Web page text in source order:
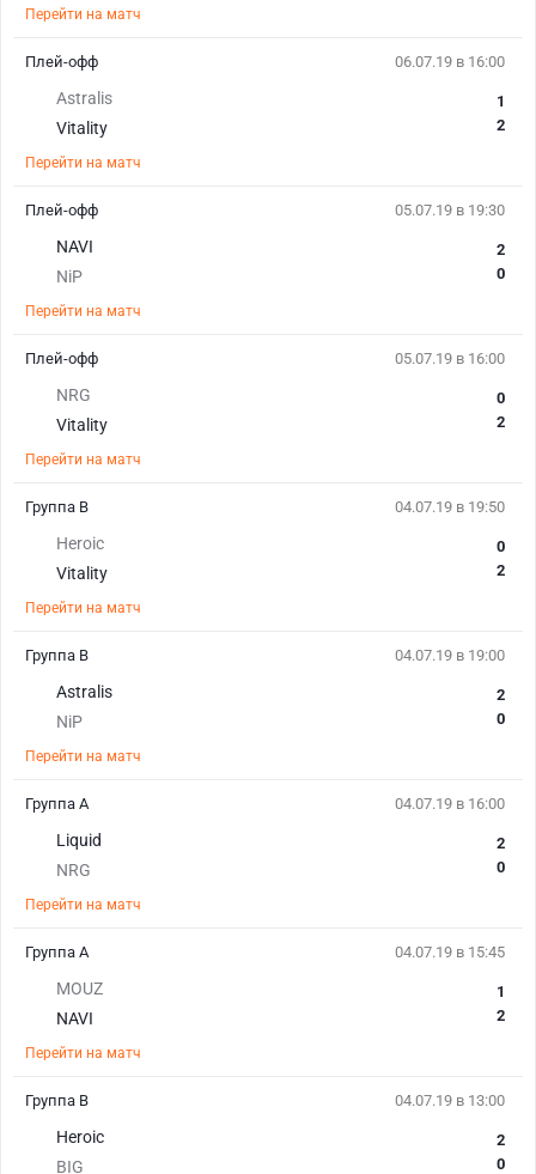
Перейти на матч
06.07.19 в 16:00
Astralis
Vitality
1
2
Перейти на матч
Плей-офф
05.07.19 в 19:30
NAVI
NiP
2
0
Перейти на матч
Плей-офф
05.07.19 в 16:00
NRG
Vitality
0
2
Перейти на матч
Плей-офф
04.07.19 в 19:50
Heroic
Vitality
0
2
Перейти на матч
Группа B
04.07.19 в 19:00
Astralis
NiP
2
0
Перейти на матч
Группа B
04.07.19 в 16:00
Liquid
NRG
2
0
Перейти на матч
Группа A
04.07.19 в 15:45
MOUZ
NAVI
1
2
Перейти на матч
Группа A
04.07.19 в 13:00
Heroic
BIG
2
0
Группа B